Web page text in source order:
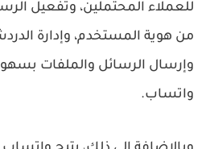
للعملاء المحتملين، وتفعيل
من هوية المستخدم، وإدارة
وإرسال الرسائل والملفات
واتساب.